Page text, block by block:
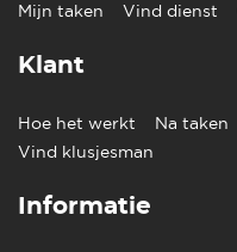
Mijn taken
Vind dienst
Klant
Hoe het werkt Na taken
Vind klusjesman
Informatie